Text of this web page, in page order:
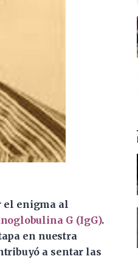
el enigma al
G (IgG).
en nuestra
a sentar las